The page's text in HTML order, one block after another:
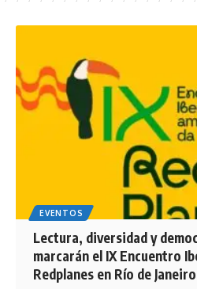
EVENTOS
Lectura, diversidad y
marcarán el IX Encuentro
Redplanes en Río de Janeiro